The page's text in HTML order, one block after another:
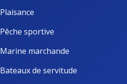
Plaisance
Pêche sportive
Marine marchande
Bateaux de servitude